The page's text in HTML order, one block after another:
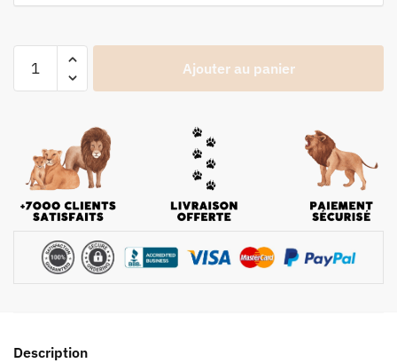
Ajouter au panier
Description